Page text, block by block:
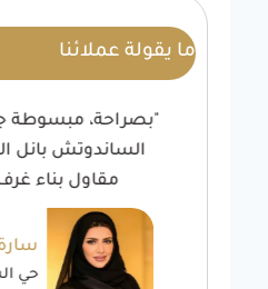
ما يقولة عملائنا
"بصراحة، مبسوطة
الساندوتش بانل
مقاول بناء
حي